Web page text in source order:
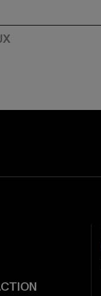
page:page:
YouTube channel: